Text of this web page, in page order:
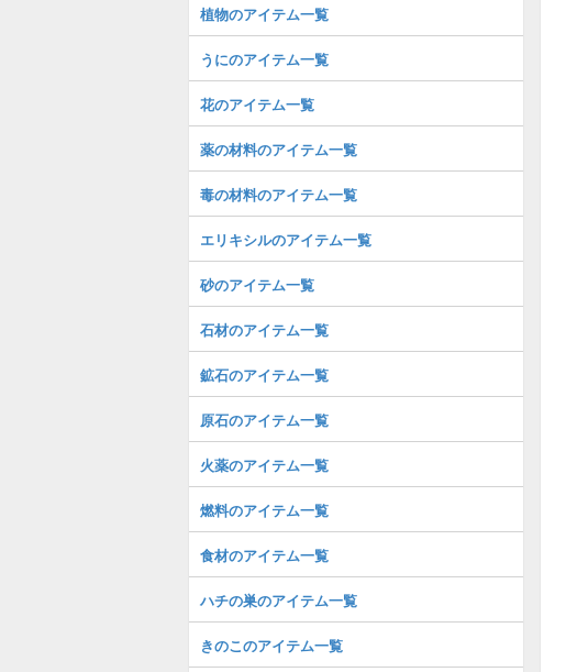
植物のアイテム一覧
うにのアイテム一覧
花のアイテム一覧
薬の材料のアイテム一覧
毒の材料のアイテム一覧
エリキシルのアイテム一覧
砂のアイテム一覧
石材のアイテム一覧
鉱石のアイテム一覧
原石のアイテム一覧
火薬のアイテム一覧
燃料のアイテム一覧
食材のアイテム一覧
ハチの巣のアイテム一覧
きのこのアイテム一覧